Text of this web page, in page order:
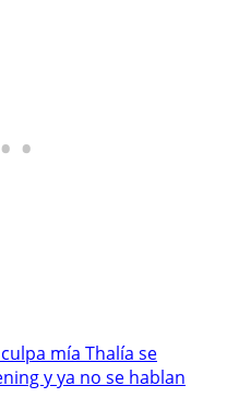
mía Thalía se
y ya no se hablan